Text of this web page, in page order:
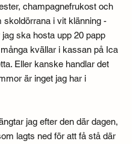
champagnefrukost och
skoldörrana i vit klänning -
ska hosta upp 20 papp
kvällar i kassan på Ica
Eller kanske handlar det
är inget jag har i
jag efter den där dagen,
lagts ned för att få stå där